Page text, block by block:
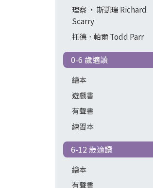
理察 ‧ 斯凱瑞 Richard
Scarry
托德．帕爾 Todd Parr
0-6 歲適讀
繪本
遊戲書
有聲書
練習本
6-12 歲適讀
繪本
有聲書